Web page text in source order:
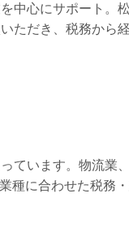
中心にサポート。
ただき、税務から
ています。物流業
種に合わせた税務